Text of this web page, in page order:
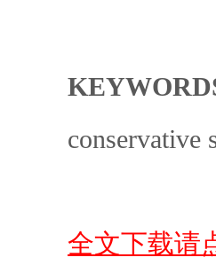
conservative
全文下载请